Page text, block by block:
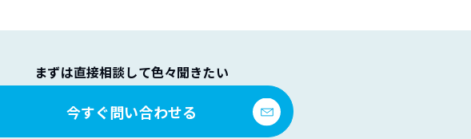
まずは直接相談して色々聞きたい
今すぐ問い合わせる